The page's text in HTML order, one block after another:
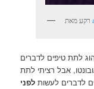
לתת טיפים לדברים
אבל רציתי לתת
לדברים לעשות לפני